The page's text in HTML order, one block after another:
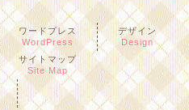
ワードプレス
WordPress
デザイン
Design
サイトマップ
Site Map